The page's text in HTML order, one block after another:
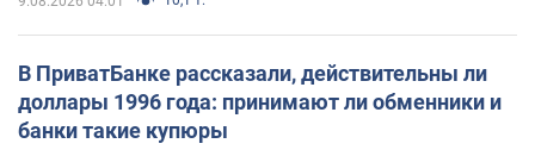
В ПриватБанке рассказали, действительны ли
доллары 1996 года: принимают ли обменники и
банки такие купюры